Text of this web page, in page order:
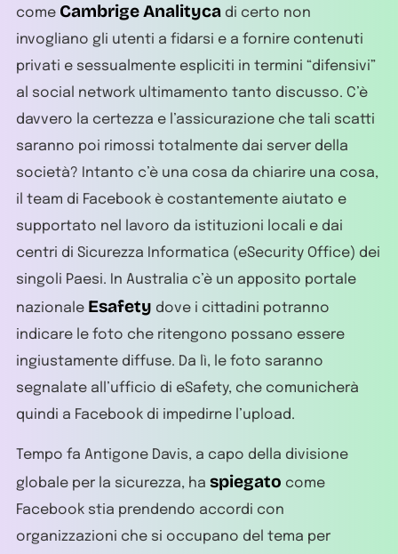
come Cambrige Analityca di certo non
invogliano gli utenti a fidarsi e a fornire contenuti
privati e sessualmente espliciti in termini “difensivi”
al social network ultimamento tanto discusso. C’è
davvero la certezza e l’assicurazione che tali scatti
saranno poi rimossi totalmente dai server della
società? Intanto c’è una cosa da chiarire una cosa,
il team di Facebook è costantemente aiutato e
supportato nel lavoro da istituzioni locali e dai
centri di Sicurezza Informatica (eSecurity Office) dei
singoli Paesi. In Australia c’è un apposito portale
nazionale Esafety dove i cittadini potranno
indicare le foto che ritengono possano essere
ingiustamente diffuse. Da lì, le foto saranno
segnalate all’ufficio di eSafety, che comunicherà
quindi a Facebook di impedirne l’upload.
Tempo fa Antigone Davis, a capo della divisione
globale per la sicurezza, ha spiegato come
Facebook stia prendendo accordi con
organizzazioni che si occupano del tema per